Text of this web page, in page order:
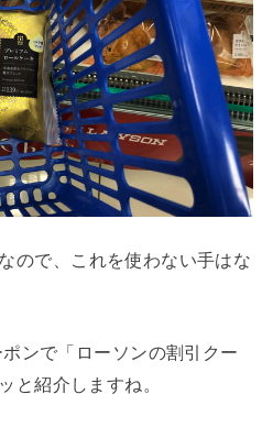
なので、これを使わない手はな
ンで「ローソンの割引クー
と紹介しますね。